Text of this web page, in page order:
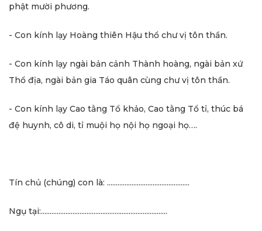
phật mười phương.
- Con kính lạy Hoàng thiên Hậu thổ chư vị tôn thần.
- Con kính lạy ngài bản cảnh Thành hoàng, ngài bản xứ
Thổ địa, ngài bản gia Táo quân cùng chư vị tôn thần.
- Con kính lạy Cao tằng Tổ khảo, Cao tằng Tổ tỉ, thúc bá
đệ huynh, cô di, tỉ muội họ nội họ ngoại họ….
Tín chủ (chúng) con là: ...............................................
Ngụ tại:........................................................................